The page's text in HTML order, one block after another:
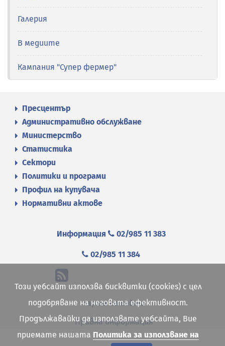
Галерия
В медиите
Кампания "Супер фермер"
Пресцентър
Административно обслужване
Министерство
Статистика
Сектори
Политики и програми
Профил на купувача
Нормативни актове
Информация 02/985 11 383
02/985 11 384
Карта на сайта
Правна информация
Този уебсайт използва бисквитки (cookies) с цел
подобряване на неговата ефективност.
Продължавайки да използвате уебсайта, Вие
приемате нашата Политика за използване на